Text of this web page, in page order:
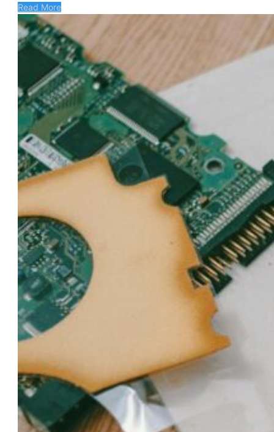
Read More